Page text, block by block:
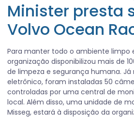
Minister presta
Volvo Ocean
Para manter todo o ambiente limpo
organização disponibilizou mais de
de limpeza e segurança humana.
eletrônico, foram instaladas 50
controladas por uma central de
local. Além disso, uma unidade de
Misseg, estará à disposição da